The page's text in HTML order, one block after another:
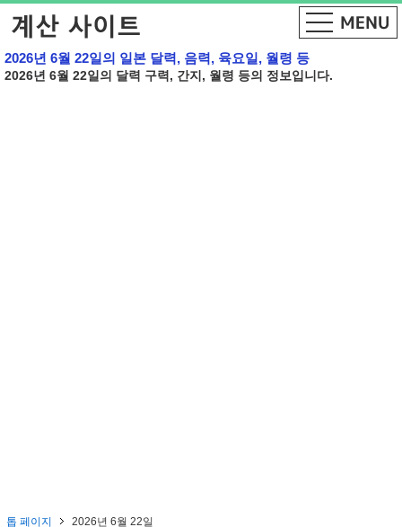
2026년 6월 22일의 일본 달력, 음력, 육요일, 월령 등
2026년 6월 22일의 달력 구력, 간지, 월령 등의 정보입니다.
톱 페이지 2026년 6월 22일